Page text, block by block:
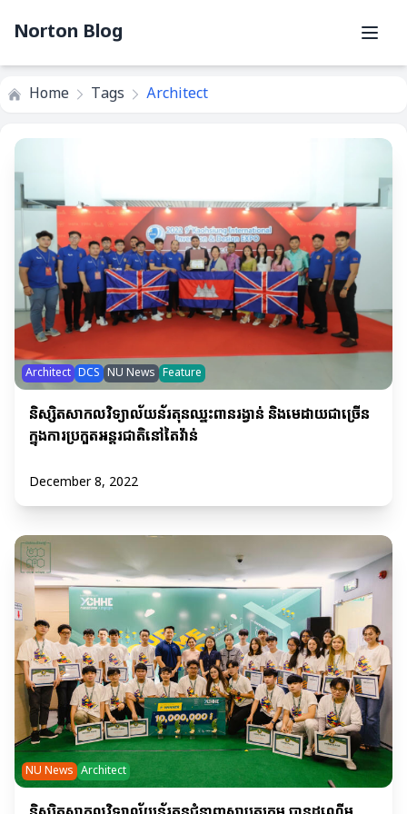
Norton Blog
Home Tags Architect
Architect DCS NU News Feature
និស្សិតសាកលវិទ្យាល័យន័រតុនឈ្នះពានរង្វាន់ និងមេដាយជាច្រើន
ក្នុងការប្រកួតអន្តរជាតិនៅតៃវ៉ាន់
December 8, 2022
NU News Architect